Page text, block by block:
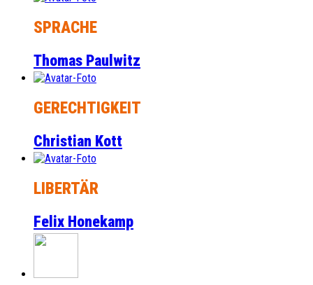
SPRACHE
Thomas Paulwitz
GERECHTIGKEIT
Christian Kott
LIBERTÄR
Felix Honekamp